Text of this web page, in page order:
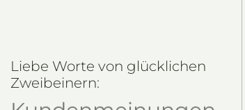
Liebe Worte von glücklichen
Zweibeinern: